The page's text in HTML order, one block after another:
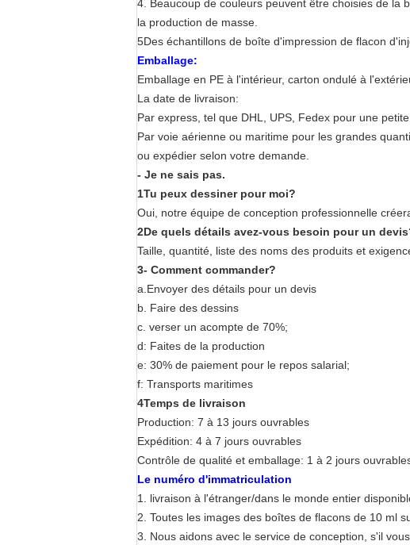
4. Beaucoup de couleurs peuvent être choisies de la
la production de masse.
5Des échantillons de boîte d'impression de flacon
Emballage:
Emballage en PE à l'intérieur, carton ondulé à
La date de livraison:
Par express, tel que DHL, UPS, Fedex pour une
Par voie aérienne ou maritime pour les grandes
ou expédier selon votre demande.
- Je ne sais pas.
1Tu peux dessiner pour moi?
Oui, notre équipe de conception professionnelle
2De quels détails avez-vous besoin pour un
Taille, quantité, liste des noms des produits et
3- Comment commander?
a.Envoyer des détails pour un devis
b. Faire des dessins
c. verser un acompte de 70%;
d: Faites de la production
e: 30% de paiement pour le repos salarial;
f: Transports maritimes
4Temps de livraison
Production: 7 à 13 jours ouvrables
Expédition: 4 à 7 jours ouvrables
Contrôle de qualité et emballage: 1 à 2 jours
Le numéro d'immatriculation
1. livraison à l'étranger/dans le monde entier
2. Toutes les images des boîtes de flacons de 10 ml
3. Nous aidons avec le service de conception, s'il